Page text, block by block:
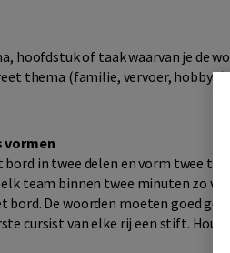
hoofdstuk of taak waarvan je de
thema (familie, vervoer,
vormen
bord in twee delen en vorm twee
team binnen twee minuten zo
bord. De woorden moeten goed
cursist van elke rij een stift. Houd